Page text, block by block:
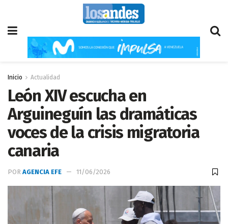
Inicio Actualidad
León XIV escucha en
Arguineguín las dramáticas
voces de la crisis migratoria
canaria
POR AGENCIA EFE 11/06/2026